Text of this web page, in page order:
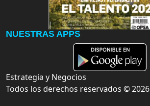
NUESTRAS APPS
Estrategia y Negocios
Todos los derechos reservados ©2026